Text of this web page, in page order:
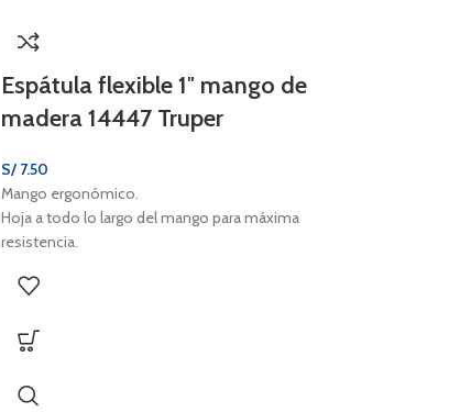
Espátula flexible 1″ mango de
madera 14447 Truper
S/7.50
Mango ergonómico.
Hoja a todo lo largo del mango para máxima
resistencia.